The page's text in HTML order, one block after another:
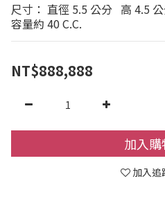
尺寸： 直徑 5.5 公分   高 4.5
容量約 40 C.C.
NT$888,888
加入購
加入追